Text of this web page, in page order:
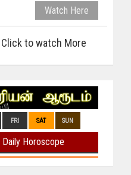
Watch Here
Click to watch More